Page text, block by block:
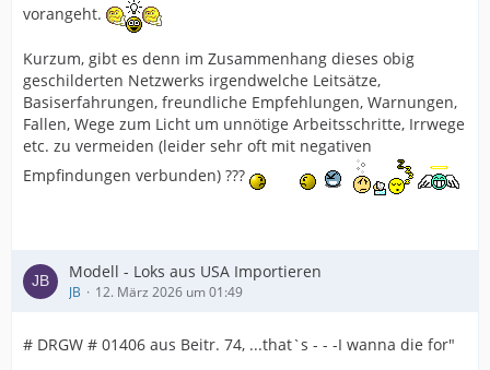
vorangeht.
Kurzum, gibt es denn im Zusammenhang dieses obig
geschilderten Netzwerks irgendwelche Leitsätze,
Basiserfahrungen, freundliche Empfehlungen, Warnungen,
Fallen, Wege zum Licht um unnötige Arbeitsschritte, Irrwege
etc. zu vermeiden (leider sehr oft mit negativen
Empfindungen verbunden) ???
Modell - Loks aus USA Importieren
JB 12. März 2026 um 01:49
# DRGW # 01406 aus Beitr. 74, ...that`s - - -I wanna die for"